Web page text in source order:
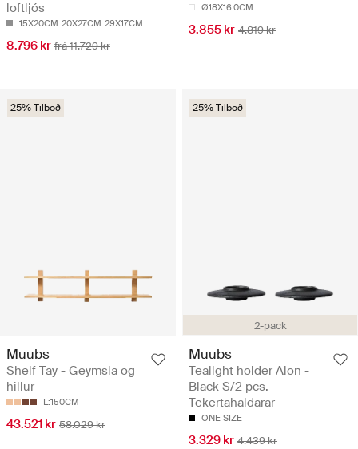
loftljós
15X20CM 20X27CM 29X17CM
8.796 kr frá 11.729 kr
Ø18X16.0CM
3.855 kr 4.819 kr
25% Tilboð
Muubs
Shelf Tay - Geymsla og
hillur
L:150CM
43.521 kr 58.029 kr
2-pack
25% Tilboð
Muubs
Tealight holder Aion -
Black S/2 pcs. -
Tekertahaldarar
ONE SIZE
3.329 kr 4.439 kr